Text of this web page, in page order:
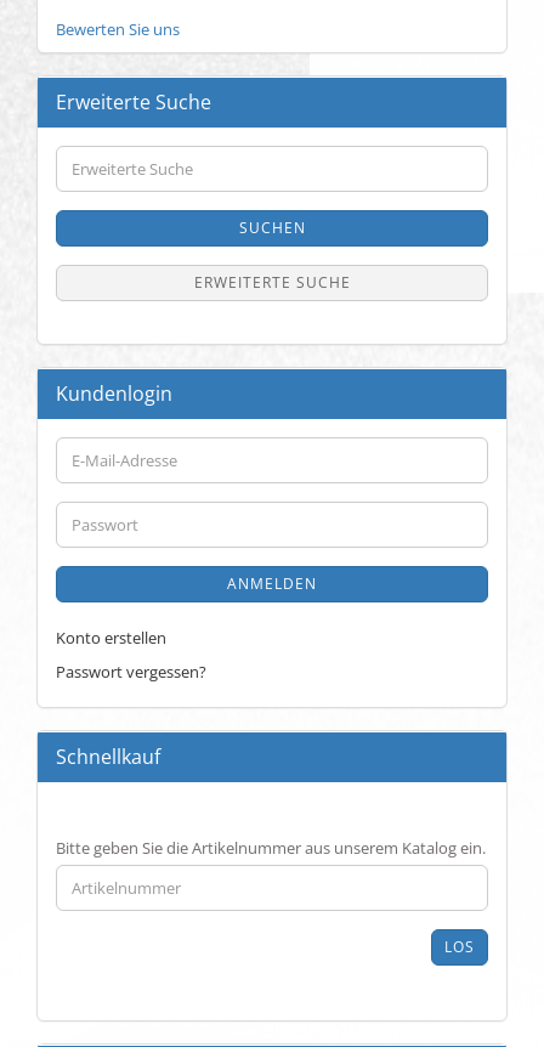
Bewerten Sie uns
Erweiterte Suche
Erweiterte
Suche
SUCHEN
ERWEITERTE SUCHE
Kundenlogin
E-
Mail-
Adresse
Passwort
ANMELDEN
Konto erstellen
Passwort vergessen?
Schnellkauf
BITTE
GEBEN
SIE
DIE
EIN.
Bitte geben Sie die Artikelnummer aus unserem Katalog ein.
LOS